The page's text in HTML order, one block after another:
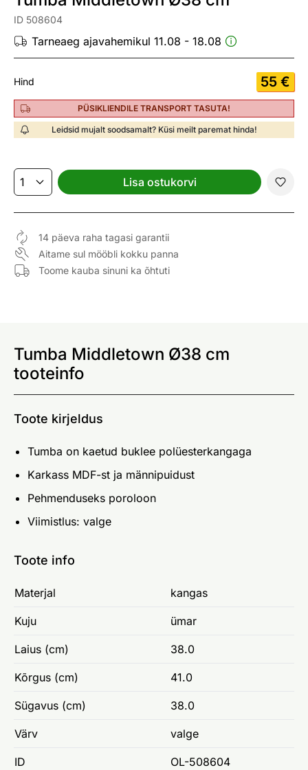
ID 508604
Tarneaeg ajavahemikul 11.08 - 18.08
Hind 55 €
PÜSIKLIENDILE TRANSPORT TASUTA!
Leidsid mujalt soodsamalt? Küsi meilt paremat hinda!
Lisa ostukorvi
14 päeva raha tagasi garantii
Aitame sul mööbli kokku panna
Toome kauba sinuni ka õhtuti
Tumba Middletown Ø38 cm
tooteinfo
Toote kirjeldus
Tumba on kaetud buklee polüesterkangaga
Karkass MDF-st ja männipuidust
Pehmenduseks poroloon
Viimistlus: valge
Toote info
Materjal kangas
Kuju ümar
Laius (cm) 38.0
Kõrgus (cm) 41.0
Sügavus (cm) 38.0
Värv valge
ID OL-508604